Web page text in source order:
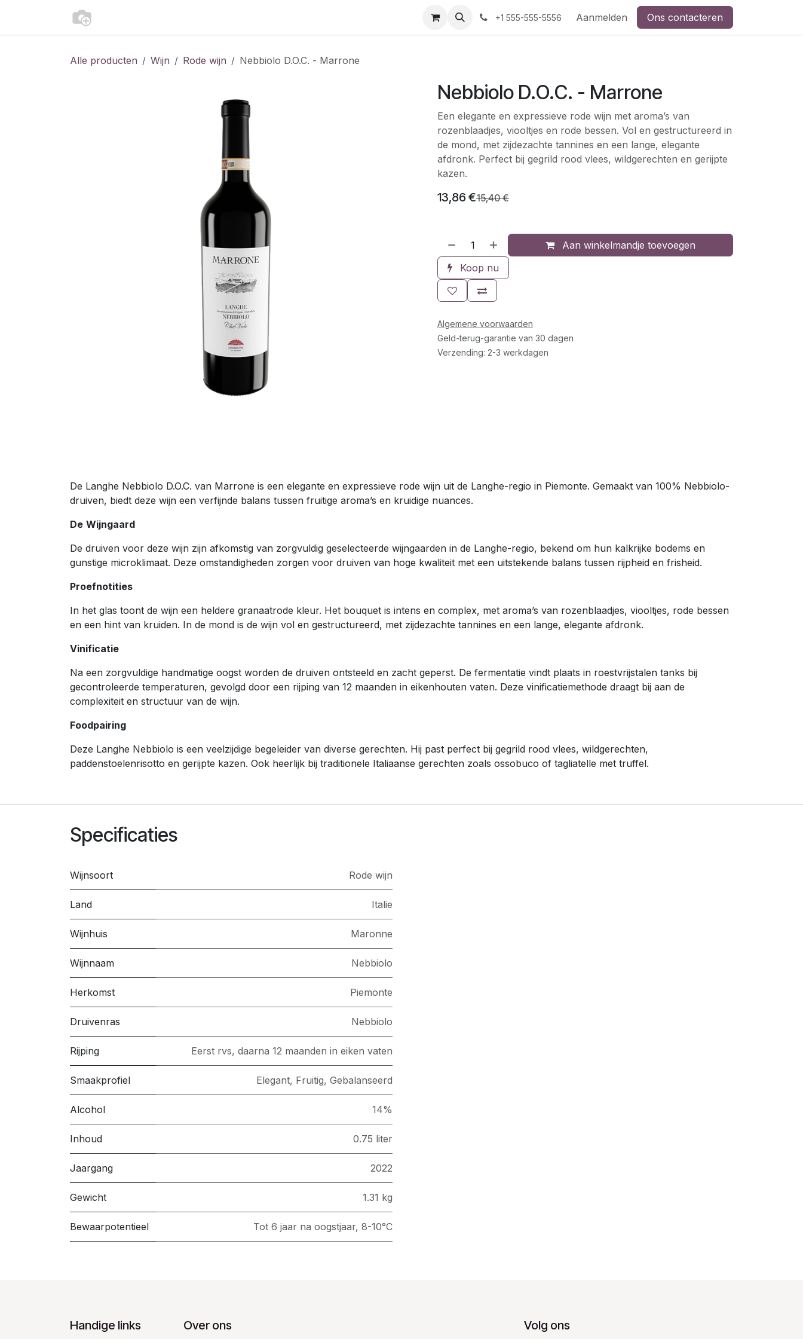
+1 555-555-5556 Aanmelden Ons contacteren
Alle producten Wijn Rode wijn Nebbiolo D.O.C. - Marrone
Nebbiolo D.O.C. - Marrone
Een elegante en expressieve rode wijn met aroma’s van
rozenblaadjes, viooltjes en rode bessen. Vol en gestructureerd in
de mond, met zijdezachte tannines en een lange, elegante
afdronk. Perfect bij gegrild rood vlees, wildgerechten en gerijpte
kazen.
13,86 €15,40€
Aan winkelmandje toevoegen
Koop nu
Algemene voorwaarden
Geld-terug-garantie van 30 dagen
Verzending: 2-3 werkdagen
De Langhe Nebbiolo D.O.C. van Marrone is een elegante en expressieve rode wijn uit de Langhe-regio in Piemonte. Gemaakt van 100% Nebbiolo-
druiven, biedt deze wijn een verfijnde balans tussen fruitige aroma’s en kruidige nuances.
De Wijngaard
De druiven voor deze wijn zijn afkomstig van zorgvuldig geselecteerde wijngaarden in de Langhe-regio, bekend om hun kalkrijke bodems en
gunstige microklimaat. Deze omstandigheden zorgen voor druiven van hoge kwaliteit met een uitstekende balans tussen rijpheid en frisheid.
Proefnotities
In het glas toont de wijn een heldere granaatrode kleur. Het bouquet is intens en complex, met aroma’s van rozenblaadjes, viooltjes, rode bessen
en een hint van kruiden. In de mond is de wijn vol en gestructureerd, met zijdezachte tannines en een lange, elegante afdronk.
Vinificatie
Na een zorgvuldige handmatige oogst worden de druiven ontsteeld en zacht geperst. De fermentatie vindt plaats in roestvrijstalen tanks bij
gecontroleerde temperaturen, gevolgd door een rijping van 12 maanden in eikenhouten vaten. Deze vinificatiemethode draagt bij aan de
complexiteit en structuur van de wijn.
Foodpairing
Deze Langhe Nebbiolo is een veelzijdige begeleider van diverse gerechten. Hij past perfect bij gegrild rood vlees, wildgerechten,
paddenstoelenrisotto en gerijpte kazen. Ook heerlijk bij traditionele Italiaanse gerechten zoals ossobuco of tagliatelle met truffel.
Specificaties
Wijnsoort Rode wijn
Land Italie
Wijnhuis Maronne
Wijnnaam Nebbiolo
Herkomst Piemonte
Druivenras Nebbiolo
Rijping Eerst rvs, daarna 12 maanden in eiken vaten
Smaakprofiel Elegant, Fruitig, Gebalanseerd
Alcohol 14%
Inhoud 0.75 liter
Jaargang 2022
Gewicht 1.31 kg
Bewaarpotentieel Tot 6 jaar na oogstjaar, 8-10°C
Handige links Over ons Volg ons